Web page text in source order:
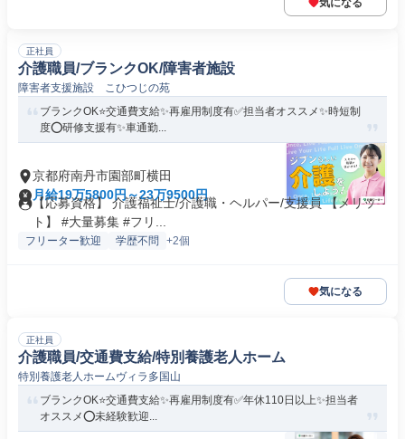
気になる
正社員
介護職員/ブランクOK/障害者施設
障害者支援施設 こひつじの苑
ブランクOK⭐️交通費支給✨再雇用制度有✅️担当者オススメ✨時短制
度⭕️研修支援有✨車通勤...
京都府南丹市園部町横田
月給19万5800円～23万9500円
【応募資格】 介護福祉士/介護職・ヘルパー/支援員 【メリッ
ト】 #大量募集 #フリ...
フリーター歓迎 学歴不問 +2個
気になる
正社員
介護職員/交通費支給/特別養護老人ホーム
特別養護老人ホームヴィラ多国山
ブランクOK⭐️交通費支給✨再雇用制度有✅️年休110日以上✨担当者
オススメ⭕️未経験歓迎...